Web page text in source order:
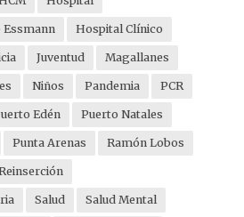
Hospital Clínico
Juventud Magallanes
Niños Pandemia PCR
Edén Puerto Natales
Punta Arenas Ramón Lobos
Salud Salud Mental